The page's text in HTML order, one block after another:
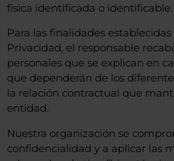
física identificada o identificable.
Para las finalidades
Privacidad, el responsable
personales que se explican en
que dependerán de los
la relación contractual que
entidad.
Nuestra organización se
confidencialidad y a aplicar las